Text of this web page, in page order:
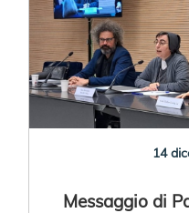
14
Messaggio di